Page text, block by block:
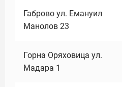
Габрово ул. Емануил
Манолов 23
Горна Оряховица ул.
Мадара 1